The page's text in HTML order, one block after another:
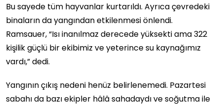
Bu sayede tüm hayvanlar kurtarıldı. Ayrıca çevredeki
binaların da yangından etkilenmesi önlendi.
Ramsauer, “Isı inanılmaz derecede yüksekti ama 322
kişilik güçlü bir ekibimiz ve yeterince su kaynağımız
vardı,” dedi.
Yangının çıkış nedeni henüz belirlenemedi. Pazartesi
sabahı da bazı ekipler hâlâ sahadaydı ve soğutma ile